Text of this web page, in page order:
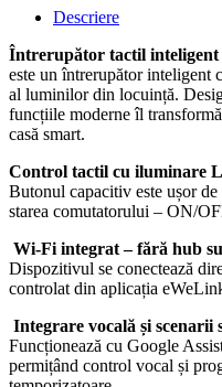
Descriere
Întrerupător tactil inteligent
este un întrerupător inteligent
al luminilor din locuință.
funcțiile moderne îl
casă smart.
Control tactil cu iluminare
Butonul capacitiv este ușor
starea comutatorului – ON/
Wi-Fi integrat – fără hub
Dispozitivul se conectează
controlat din aplicația
Integrare vocală și scenarii
Funcționează cu Google
permițând control vocal și